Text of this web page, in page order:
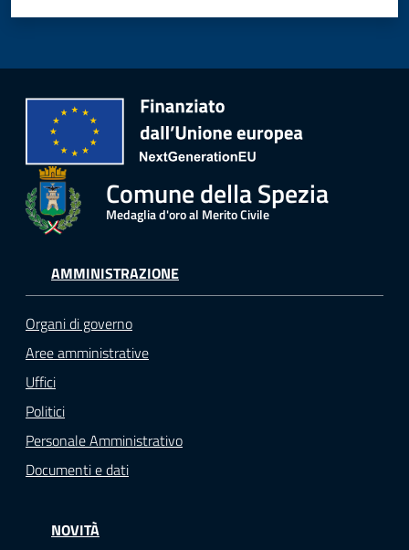
Comune della Spezia
Medaglia d'oro al Merito Civile
AMMINISTRAZIONE
Organi di governo
Aree amministrative
Uffici
Politici
Personale Amministrativo
Documenti e dati
NOVITÀ